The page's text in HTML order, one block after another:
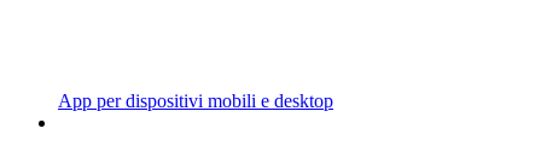
App per dispositivi mobili e desktop